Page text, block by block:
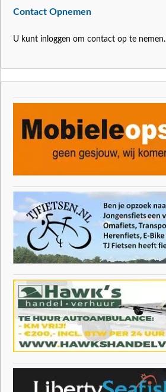
Contact Opnemen
U kunt inloggen om contact op te nemen.